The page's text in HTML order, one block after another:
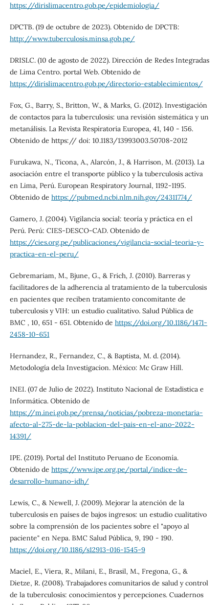
https://dirislimacentro.gob.pe/epidemiologia/
DPCTB. (19 de octubre de 2023). Obtenido de DPCTB:
http://www.tuberculosis.minsa.gob.pe/
DRISLC. (10 de agosto de 2022). Dirección de Redes Integradas
de Lima Centro. portal Web. Obtenido de
https://dirislimacentro.gob.pe/directorio-establecimientos/
Fox, G., Barry, S., Britton, W., & Marks, G. (2012). Investigación
de contactos para la tuberculosis: una revisión sistemática y un
metanálisis. La Revista Respiratoria Europea, 41, 140 - 156.
Obtenido de https:// doi: 10.1183/13993003.50708-2012
Furukawa, N., Ticona, A., Alarcón, J., & Harrison, M. (2013). La
asociación entre el transporte público y la tuberculosis activa
en Lima, Perú. European Respiratory Journal, 1192-1195.
Obtenido de https://pubmed.ncbi.nlm.nih.gov/24311774/
Gamero, J. (2004). Vigilancia social: teoría y práctica en el
Perú. Perú: CIES-DESCO-CAD. Obtenido de
https://cies.org.pe/publicaciones/vigilancia-social-teoria-y-
practica-en-el-peru/
Gebremariam, M., Bjune, G., & Frich, J. (2010). Barreras y
facilitadores de la adherencia al tratamiento de la tuberculosis
en pacientes que reciben tratamiento concomitante de
tuberculosis y VIH: un estudio cualitativo. Salud Pública de
BMC , 10, 651 - 651. Obtenido de https://doi.org/10.1186/1471-
2458-10-651
Hernandez, R., Fernandez, C., & Baptista, M. d. (2014).
Metodología dela Investigacion. México: Mc Graw Hill.
INEI. (07 de Julio de 2022). Instituto Nacional de Estadistica e
Informática. Obtenido de
https://m.inei.gob.pe/prensa/noticias/pobreza-monetaria-
afecto-al-275-de-la-poblacion-del-pais-en-el-ano-2022-
14391/
IPE. (2019). Portal del Instituto Peruano de Economía.
Obtenido de https://www.ipe.org.pe/portal/indice-de-
desarrollo-humano-idh/
Lewis, C., & Newell, J. (2009). Mejorar la atención de la
tuberculosis en países de bajos ingresos: un estudio cualitativo
sobre la comprensión de los pacientes sobre el "apoyo al
paciente" en Nepa. BMC Salud Pública, 9, 190 - 190.
https://doi.org/10.1186/s12913-016-1545-9
Maciel, E., Viera, R., Milani, E., Brasil, M., Fregona, G., &
Dietze, R. (2008). Trabajadores comunitarios de salud y control
de la tuberculosis: conocimientos y percepciones. Cuadernos